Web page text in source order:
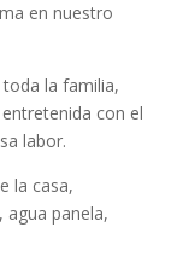
en nuestro
la familia,
con el
labor.
la casa,
agua panela,